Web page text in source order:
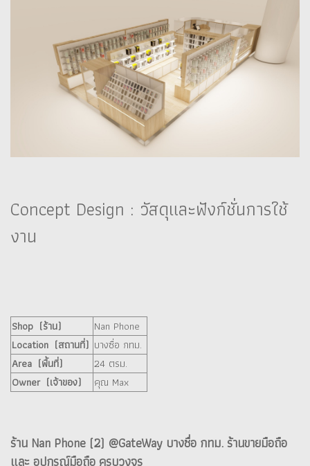
Concept Design : วัสดุและฟังก์ชั่นการใช้
งาน
Shop (ร้าน)
Nan Phone
Location (สถานที่) บางซื่อ กทม.
Area (พื้นที่)
24 ตรม.
Owner (เจ้าของ)
คุณ Max
ร้าน Nan Phone (2) @GateWay บางซื่อ กทม. ร้านขายมือถือ
และ อุปกรณ์มือถือ ครบวงจร